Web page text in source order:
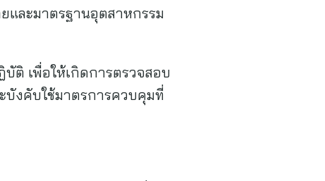
และมาตรฐานอุตสาหกรรม
ติ เพื่อให้เกิดการตรวจสอบ
บังคับใช้มาตรการควบคุมที่